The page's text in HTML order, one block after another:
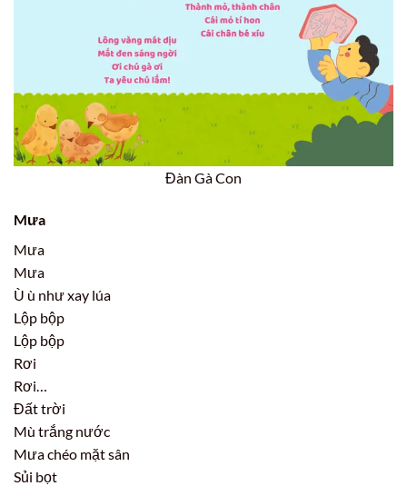
Đàn Gà Con
Mưa
Mưa
Mưa
Ù ù như xay lúa
Lộp bộp
Lộp bộp
Rơi
Rơi…
Đất trời
Mù trắng nước
Mưa chéo mặt sân
Sủi bọt